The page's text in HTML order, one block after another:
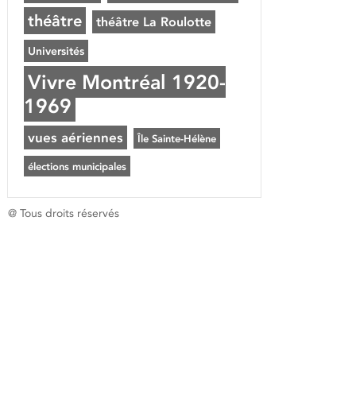
théâtre théâtre La Roulotte
Universités
Vivre Montréal 1920-
1969
vues aériennes Île Sainte-Hélène
élections municipales
@ Tous droits réservés